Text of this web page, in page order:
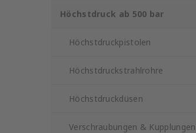
Höchstdruck ab 500 bar
Höchstdruckpistolen
Höchstdruckstrahlrohre
Höchstdruckdüsen
Verschraubungen & Kupplungen